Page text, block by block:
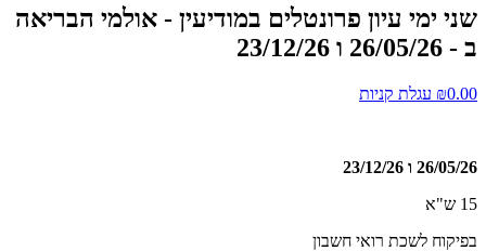
שני ימי עיון פרונטלים במודיעין - אולמי הבריאה
ב - 26/05/26 ו 23/12/26
₪0.00 עגלת קניות
26/05/26 ו 23/12/26
15 ש"א
בפיקוח לשכת רואי חשבון